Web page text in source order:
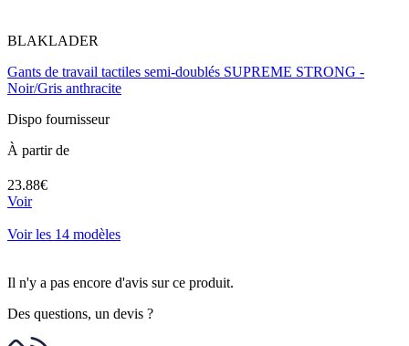
BLAKLADER
Gants de travail tactiles semi-doublés SUPREME STRONG -
Noir/Gris anthracite
Dispo fournisseur
À partir de
23.88€
Voir
Voir les 14 modèles
Il n'y a pas encore d'avis sur ce produit.
Des questions, un devis ?